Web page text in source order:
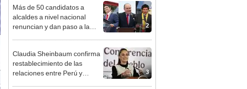
2
Más de 50 candidatos a
alcaldes a nivel nacional
renuncian y dan paso a la
3
Claudia Sheinbaum confirma
restablecimiento de las
relaciones entre Perú y